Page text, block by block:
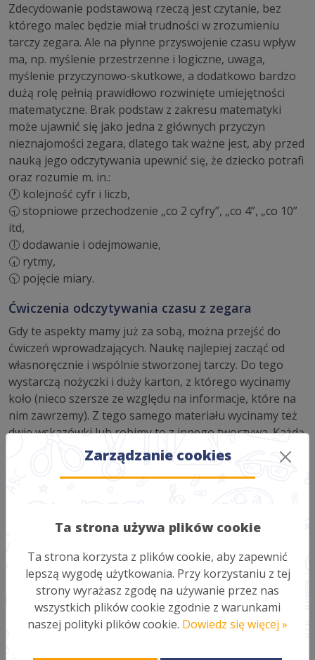
Zdecydowanie podstawową rzeczą jest czytanie, bez
którego malec będzie miał trudności w zrozumieniu
tarczy zegara. Ale na płynne przyswojenie czasu wpływ
ma, np. myślenie przestrzenne i logiczne, uwaga,
myślenie przyczynowo-skutkowe, a dodatkowo bardzo
dużą rolę pełnią prawidłowo rozwinięte umiejętności
matematyczne. Brak podstaw z zakresu matematyki
może ujawnić się jako jedna z głównych przyczyn
nieznajomości zegara, dlatego tak ważne jest, aby przed
nauką jego odczytywania upewnić się, że dziecko potrafi
oraz rozumie m. in.:
🕐 kolejność cyfr i liczb,
🕤 stopniowe przechodzenie „co 2 cyfry”, „co 4”, „co 10”
itd,
🕕 dodawanie i odejmowanie,
🕢 rytmy,
🕥 pojęcie miary.
Ćwiczenia odczytywania czasu z zegara
Gdy te aspekty mamy już za sobą, można przejść do
ćwiczeń wprowadzających. Naukę najlepiej zacząć od
własnoręcznie i wspólnie stworzonej tarczy. Do tego
wystarczą nożyczki i duży karton, z którego wycinamy
koło (nieco szersze ze względu na informacje, które na
nim zawrzemy). Z tego samego materiału wycinamy też
dwie wskazówki lub robimy to z innego tworzywa. Każdą
wskazowkę malujemy innym kolorem, a na wierzchu
podpisujemy „godzina” i „minuta”. Dobrze jest
przymocować je do tarczy za pomocą pinezki – będą się
części wypisujemy liczby od 5 do 60 przy liczbach, którym
odpowiadają – to będą nasze minuty. Pod liczbami 1-12
umieszczamy liczby od 13 do 24 zgodnie z ich miejscami,
wystarczy nakleić jeszcze jedną kartkę na wierzch. Liczby
powinny mieć kolory wskazówek. Tak naprawdę
podstawę i początek mamy już za sobą. Na takim
samodzielnie stworzonym zegarku można bazować
Zarządzanie cookies
Ta strona używa plików cookie
Ta strona korzysta z plików cookie, aby zapewnić
lepszą wygodę użytkowania. Przy korzystaniu z tej
strony wyrażasz zgodę na używanie przez nas
wszystkich plików cookie zgodnie z warunkami
naszej polityki plików cookie. Dowiedz się więcej »